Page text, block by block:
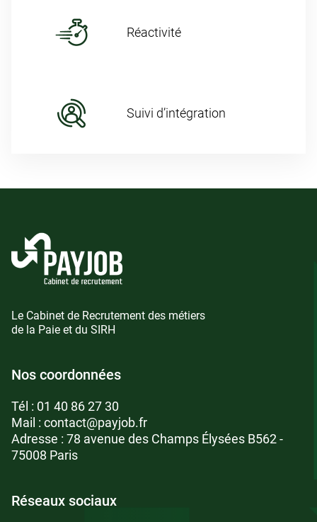
Réactivité
Suivi d’intégration
Le Cabinet de Recrutement des métiers
de la Paie et du SIRH
Nos coordonnées
Tél : 01 40 86 27 30
Mail : contact@payjob.fr
Adresse : 78 avenue des Champs Élysées B562 -
75008 Paris
Réseaux sociaux